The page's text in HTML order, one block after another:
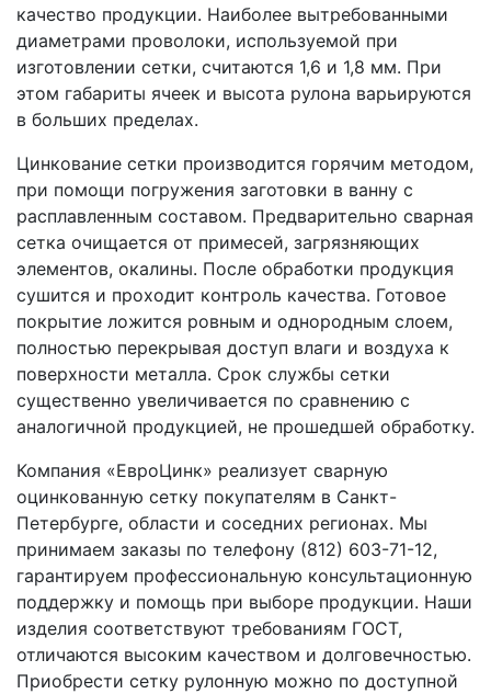
качество продукции. Наиболее вытребованными
диаметрами проволоки, используемой при
изготовлении сетки, считаются 1,6 и 1,8 мм. При
этом габариты ячеек и высота рулона варьируются
в больших пределах.
Цинкование сетки производится горячим методом,
при помощи погружения заготовки в ванну с
расплавленным составом. Предварительно сварная
сетка очищается от примесей, загрязняющих
элементов, окалины. После обработки продукция
сушится и проходит контроль качества. Готовое
покрытие ложится ровным и однородным слоем,
полностью перекрывая доступ влаги и воздуха к
поверхности металла. Срок службы сетки
существенно увеличивается по сравнению с
аналогичной продукцией, не прошедшей обработку.
Компания «ЕвроЦинк» реализует сварную
оцинкованную сетку покупателям в Санкт-
Петербурге, области и соседних регионах. Мы
принимаем заказы по телефону (812) 603-71-12,
гарантируем профессиональную консультационную
поддержку и помощь при выборе продукции. Наши
изделия соответствуют требованиям ГОСТ,
отличаются высоким качеством и долговечностью.
Приобрести сетку рулонную можно по доступной